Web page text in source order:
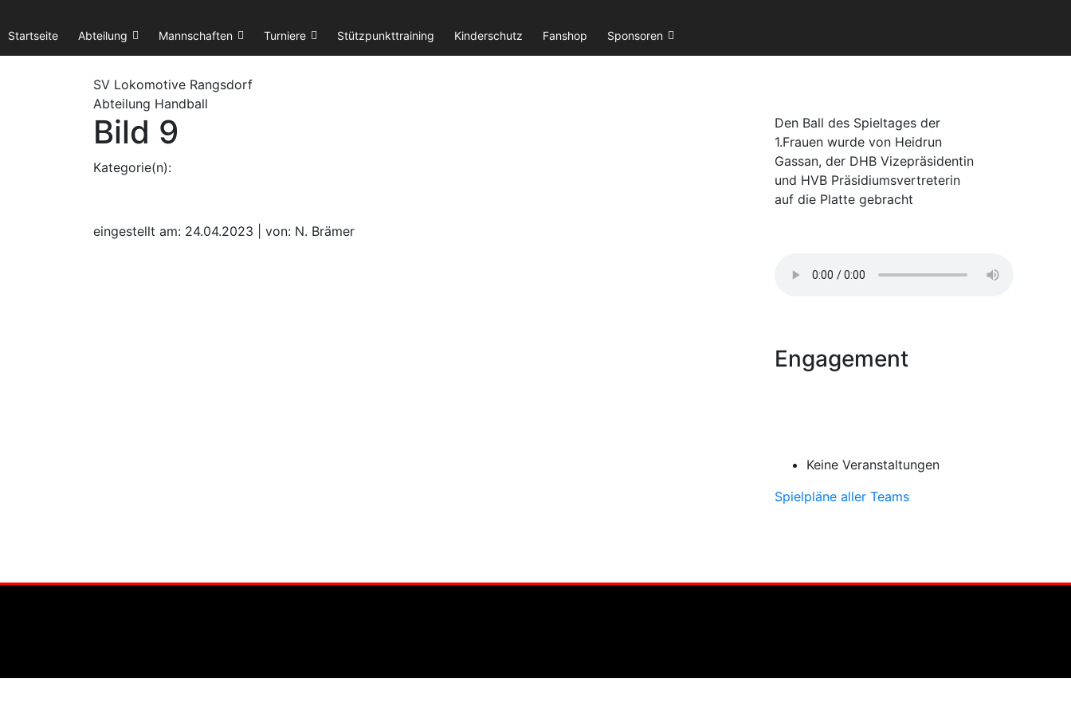
Startseite Abteilung Mannschaften Turniere Stützpunkttraining Kinderschutz Fanshop Sponsoren
SV Lokomotive Rangsdorf
Abteilung Handball
Bild 9
Kategorie(n):
eingestellt am: 24.04.2023 | von: N. Brämer
Den Ball des Spieltages der
1.Frauen wurde von Heidrun
Gassan, der DHB Vizepräsidentin
und HVB Präsidiumsvertreterin
auf die Platte gebracht
Engagement
Keine Veranstaltungen
Spielpläne aller Teams